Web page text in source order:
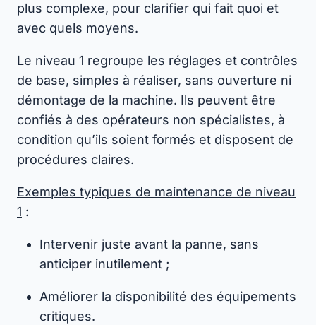
plus complexe, pour clarifier qui fait quoi et
avec quels moyens.
Le niveau 1 regroupe les réglages et contrôles
de base, simples à réaliser, sans ouverture ni
démontage de la machine. Ils peuvent être
confiés à des opérateurs non spécialistes, à
condition qu’ils soient formés et disposent de
procédures claires.
Exemples typiques de maintenance de niveau
1 :
Intervenir juste avant la panne, sans
anticiper inutilement ;
Améliorer la disponibilité des équipements
critiques.